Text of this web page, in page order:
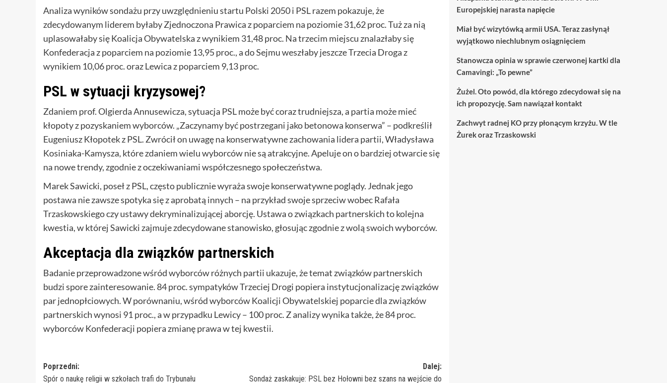
Analiza wyników sondażu przy uwzględnieniu startu Polski 2050 i PSL razem pokazuje, że
zdecydowanym liderem byłaby Zjednoczona Prawica z poparciem na poziomie 31,62 proc. Tuż za nią
uplasowałaby się Koalicja Obywatelska z wynikiem 31,48 proc. Na trzecim miejscu znalazłaby się
Konfederacja z poparciem na poziomie 13,95 proc., a do Sejmu weszłaby jeszcze Trzecia Droga z
wynikiem 10,06 proc. oraz Lewica z poparciem 9,13 proc.
PSL w sytuacji kryzysowej?
Zdaniem prof. Olgierda Annusewicza, sytuacja PSL może być coraz trudniejsza, a partia może mieć
kłopoty z pozyskaniem wyborców. „Zaczynamy być postrzegani jako betonowa konserwa” – podkreślił
Eugeniusz Kłopotek z PSL. Zwrócił on uwagę na konserwatywne zachowania lidera partii, Władysława
Kosiniaka-Kamysza, które zdaniem wielu wyborców nie są atrakcyjne. Apeluje on o bardziej otwarcie się
na nowe trendy, zgodnie z oczekiwaniami współczesnego społeczeństwa.
Marek Sawicki, poseł z PSL, często publicznie wyraża swoje konserwatywne poglądy. Jednak jego
postawa nie zawsze spotyka się z aprobatą innych – na przykład swoje sprzeciw wobec Rafała
Trzaskowskiego czy ustawy dekryminalizującej aborcję. Ustawa o związkach partnerskich to kolejna
kwestia, w której Sawicki zajmuje zdecydowane stanowisko, głosując zgodnie z wolą swoich wyborców.
Akceptacja dla związków partnerskich
Badanie przeprowadzone wśród wyborców różnych partii ukazuje, że temat związków partnerskich
budzi spore zainteresowanie. 84 proc. sympatyków Trzeciej Drogi popiera instytucjonalizację związków
par jednopłciowych. W porównaniu, wśród wyborców Koalicji Obywatelskiej poparcie dla związków
partnerskich wynosi 91 proc., a w przypadku Lewicy – 100 proc. Z analizy wynika także, że 84 proc.
wyborców Konfederacji popiera zmianę prawa w tej kwestii.
Zobacz
Poprzedni:
Spór o naukę religii w szkołach trafi do Trybunału
Dalej:
Sondaż zaskakuje: PSL bez Hołowni bez szans na wejście do
Europejskiej narasta napięcie
Miał być wizytówką armii USA. Teraz zasłynął
wyjątkowo niechlubnym osiągnięciem
Stanowcza opinia w sprawie czerwonej kartki dla
Camavingi: „To pewne”
Żużel. Oto powód, dla którego zdecydował się na
ich propozycję. Sam nawiązał kontakt
Zachwyt radnej KO przy płonącym krzyżu. W tle
Żurek oraz Trzaskowski